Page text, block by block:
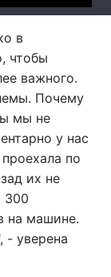
в
чтобы
важного.
Почему
мы не
у нас
по
их не
300
на машине.
- уверена